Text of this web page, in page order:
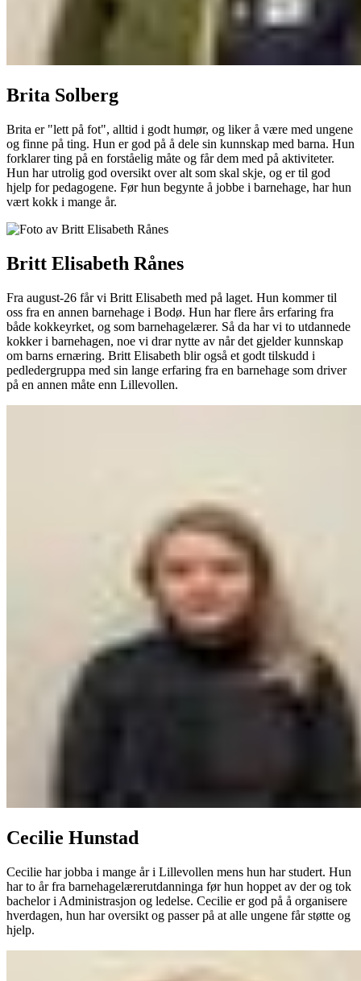
Brita Solberg
Brita er "lett på fot", alltid i godt humør, og liker å være med ungene
og finne på ting. Hun er god på å dele sin kunnskap med barna. Hun
forklarer ting på en forståelig måte og får dem med på aktiviteter.
Hun har utrolig god oversikt over alt som skal skje, og er til god
hjelp for pedagogene. Før hun begynte å jobbe i barnehage, har hun
vært kokk i mange år.
Britt Elisabeth Rånes
Fra august-26 får vi Britt Elisabeth med på laget. Hun kommer til
oss fra en annen barnehage i Bodø. Hun har flere års erfaring fra
både kokkeyrket, og som barnehagelærer. Så da har vi to utdannede
kokker i barnehagen, noe vi drar nytte av når det gjelder kunnskap
om barns ernæring. Britt Elisabeth blir også et godt tilskudd i
pedledergruppa med sin lange erfaring fra en barnehage som driver
på en annen måte enn Lillevollen.
Cecilie Hunstad
Cecilie har jobba i mange år i Lillevollen mens hun har studert. Hun
har to år fra barnehagelærerutdanninga før hun hoppet av der og tok
bachelor i Administrasjon og ledelse. Cecilie er god på å organisere
hverdagen, hun har oversikt og passer på at alle ungene får støtte og
hjelp.